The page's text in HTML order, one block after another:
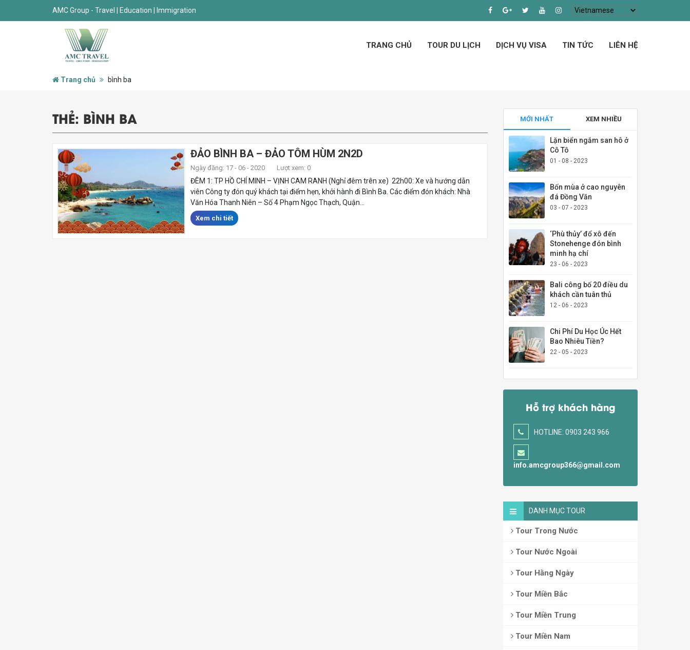
AMC Group - Travel | Education | Immigration
TRANG CHỦ TOUR DU LỊCH DỊCH VỤ VISA TIN TỨC LIÊN HỆ
Trang chủ bình ba
THẺ: BÌNH BA
ĐẢO BÌNH BA – ĐẢO TÔM HÙM 2N2D
Ngày đăng: 17 - 06 - 2020 Lượt xem: 0
ĐÊM 1: TP HỒ CHÍ MINH – VỊNH CAM RANH (Nghỉ đêm trên xe) 22h00: Xe và hướng dẫn
viên Công ty đón quý khách tại điểm hẹn, khởi hành đi Bình Ba. Các điểm đón khách: Nhà
Văn Hóa Thanh Niên – Số 4 Phạm Ngọc Thạch, Quận...
Xem chi tiết
MỚI NHẤT XEM NHIỀU
Lặn biển ngắm san hô ở
Cô Tô
01 - 08 - 2023
Bốn mùa ở cao nguyên
đá Đồng Văn
03 - 07 - 2023
‘Phù thủy’ đổ xô đến
Stonehenge đón bình
minh hạ chí
23 - 06 - 2023
Bali công bố 20 điều du
khách cần tuân thủ
12 - 06 - 2023
Chi Phí Du Học Úc Hết
Bao Nhiêu Tiền?
22 - 05 - 2023
Hỗ trợ khách hàng
HOTLINE: 0903 243 966
info.amcgroup366@gmail.com
DANH MỤC TOUR
Tour Trong Nước
Tour Nước Ngoài
Tour Hằng Ngày
Tour Miền Bắc
Tour Miền Trung
Tour Miền Nam